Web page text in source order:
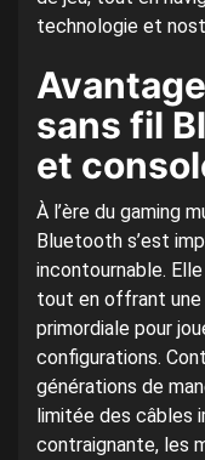
technologie et
sans fil
et
À l’ère du gaming
Bluetooth s’est
incontournable.
tout en offrant une
primordiale pour
configurations.
générations de
limitée des câbles
contraignante, les